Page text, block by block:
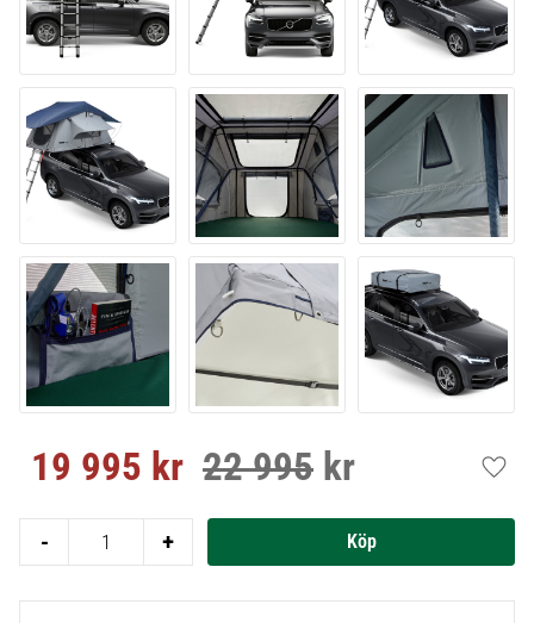
Nedsatt pris:
19 995 kr Ordinarie pris:
22 995 kr
+
-